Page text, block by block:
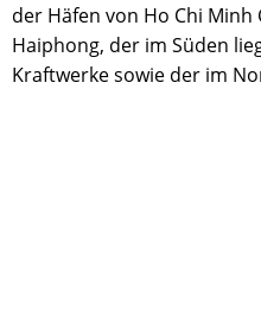
der Häfen von Ho Chi Minh
Haiphong, der im Süden
Kraftwerke sowie der im